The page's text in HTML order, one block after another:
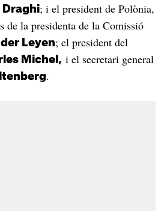
Draghi; i el president de Polònia,
de la presidenta de la Comissió
Leyen; el president del
Michel, i el secretari general
.